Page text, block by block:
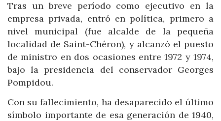
Tras un breve período como ejecutivo en la
empresa privada, entró en política, primero a
nivel municipal (fue alcalde de la pequeña
localidad de Saint-Chéron), y alcanzó el puesto
de ministro en dos ocasiones entre 1972 y 1974,
bajo la presidencia del conservador Georges
Pompidou.
Con su fallecimiento, ha desaparecido el último
símbolo importante de esa generación de 1940,